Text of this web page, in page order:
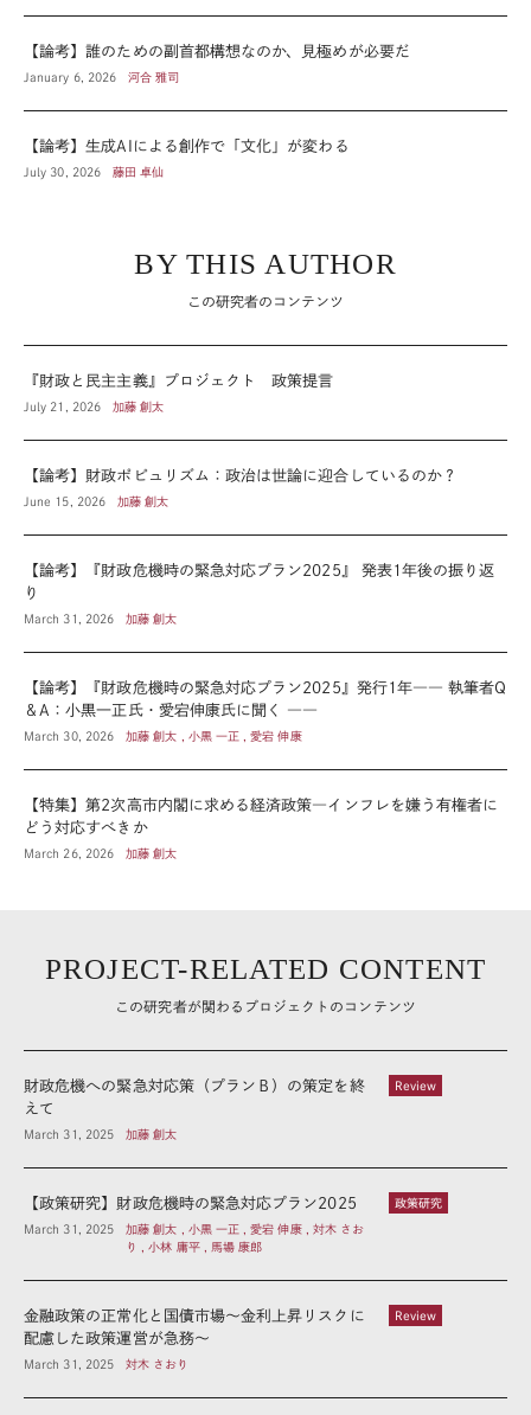
【論考】誰のための副首都構想なのか、見極めが必要だ
January 6, 2026 河合 雅司
【論考】生成AIによる創作で「文化」が変わる
July 30, 2026 藤田 卓仙
BY THIS AUTHOR
この研究者のコンテンツ
『財政と民主主義』プロジェクト 政策提言
July 21, 2026 加藤 創太
【論考】財政ポピュリズム：政治は世論に迎合しているのか？
June 15, 2026 加藤 創太
【論考】『財政危機時の緊急対応プラン2025』 発表1年後の振り返
り
March 31, 2026 加藤 創太
【論考】『財政危機時の緊急対応プラン2025』発行1年―― 執筆者Q
＆A：小黒一正氏・愛宕伸康氏に聞く ――
March 30, 2026 加藤 創太 , 小黒 一正 , 愛宕 伸康
【特集】第2次高市内閣に求める経済政策―インフレを嫌う有権者に
どう対応すべきか
March 26, 2026 加藤 創太
PROJECT-RELATED CONTENT
この研究者が関わるプロジェクトのコンテンツ
Review
財政危機への緊急対応策（プランＢ）の策定を終
えて
March 31, 2025 加藤 創太
政策研究
【政策研究】財政危機時の緊急対応プラン2025
March 31, 2025
加藤 創太 , 小黒 一正 , 愛宕 伸康 , 対木 さお
り , 小林 庸平 , 馬場 康郎
Review
金融政策の正常化と国債市場～金利上昇リスクに
配慮した政策運営が急務～
March 31, 2025 対木 さおり